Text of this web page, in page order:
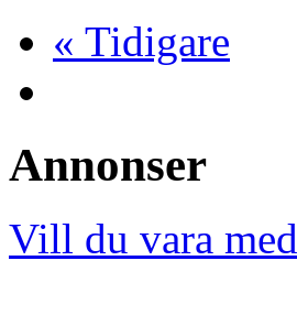
« Tidigare
Annonser
Vill du vara